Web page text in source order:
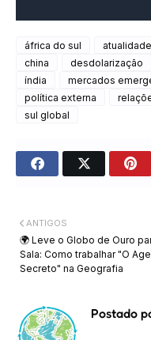
áfrica do sul
china
desdolarização
índia
mercados
política externa
sul global
ANTIGOS
🌍 Leve o Globo de Ouro
Sala: Como trabalhar "O
Secreto" na Geografia
Postado